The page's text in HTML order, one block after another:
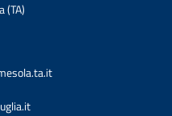
(TA)